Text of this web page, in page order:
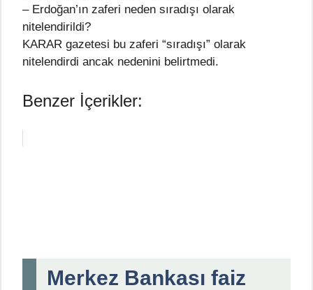
– Erdoğan’ın zaferi neden sıradışı olarak
nitelendirildi?
KARAR gazetesi bu zaferi “sıradışı” olarak
nitelendirdi ancak nedenini belirtmedi.
Benzer İçerikler:
Merkez Bankası faiz